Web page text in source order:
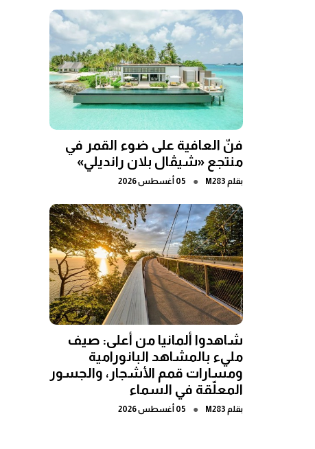
فنّ العافية على ضوء القمر في
منتجع «شيڤال بلان رانديلي»
بقلم M283
● 05 أغسطس 2026
شاهدوا ألمانيا من أعلى: صيف
مليء بالمشاهد البانورامية
ومسارات قمم الأشجار، والجسور
المعلّقة في السماء
بقلم M283
● 05 أغسطس 2026